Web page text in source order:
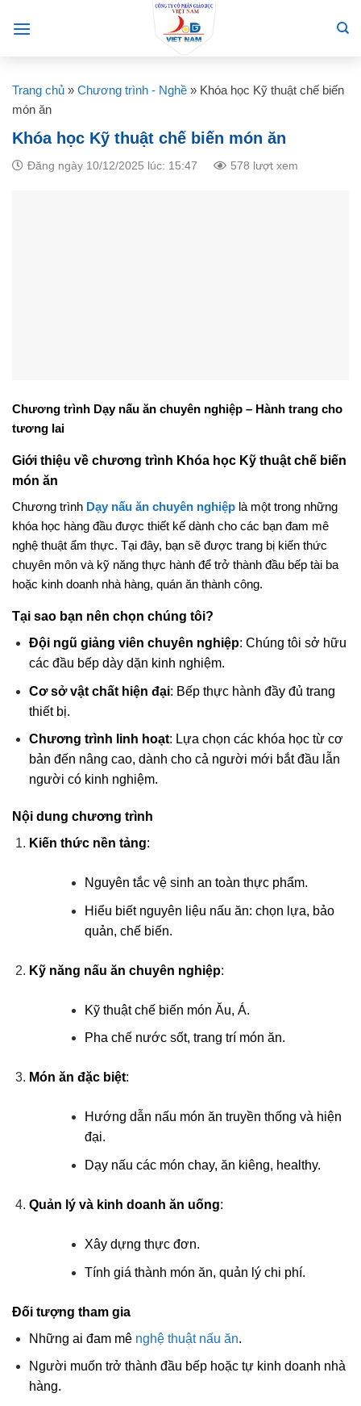
Trang chủ » Chương trình - Nghề » Khóa học Kỹ thuật chế biến
món ăn
Khóa học Kỹ thuật chế biến món ăn
Đăng ngày 10/12/2025 lúc: 15:47 578 lượt xem
Chương trình Dạy nấu ăn chuyên nghiệp – Hành trang cho
tương lai
Giới thiệu về chương trình Khóa học Kỹ thuật chế biến
món ăn
Chương trình Dạy nấu ăn chuyên nghiệp là một trong những
khóa học hàng đầu được thiết kế dành cho các bạn đam mê
nghệ thuật ẩm thực. Tại đây, bạn sẽ được trang bị kiến thức
chuyên môn và kỹ năng thực hành để trở thành đầu bếp tài ba
hoặc kinh doanh nhà hàng, quán ăn thành công.
Tại sao bạn nên chọn chúng tôi?
Đội ngũ giảng viên chuyên nghiệp: Chúng tôi sở hữu
các đầu bếp dày dặn kinh nghiệm.
Cơ sở vật chất hiện đại: Bếp thực hành đầy đủ trang
thiết bị.
Chương trình linh hoạt: Lựa chọn các khóa học từ cơ
bản đến nâng cao, dành cho cả người mới bắt đầu lẫn
người có kinh nghiệm.
Nội dung chương trình
Kiến thức nền tảng:
Nguyên tắc vệ sinh an toàn thực phẩm.
Hiểu biết nguyên liệu nấu ăn: chọn lựa, bảo
quản, chế biến.
Kỹ năng nấu ăn chuyên nghiệp:
Kỹ thuật chế biến món Ău, Á.
Pha chế nước sốt, trang trí món ăn.
Món ăn đặc biệt:
Hướng dẫn nấu món ăn truyền thống và hiện
đại.
Dạy nấu các món chay, ăn kiêng, healthy.
Quản lý và kinh doanh ăn uống:
Xây dựng thực đơn.
Tính giá thành món ăn, quản lý chi phí.
Đối tượng tham gia
Những ai đam mê nghệ thuật nấu ăn.
Người muốn trở thành đầu bếp hoặc tự kinh doanh nhà
hàng.